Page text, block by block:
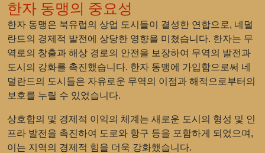
한자 동맹의 중요성
한자 동맹은 북유럽의 상업 도시들이 결성한 연합으로, 네덜
란드의 경제적 발전에 상당한 영향을 미쳤습니다. 한자는 무
역로의 창출과 해상 경로의 안전을 보장하여 무역의 발전과
도시의 강화를 촉진했습니다. 한자 동맹에 가입함으로써 네
덜란드의 도시들은 자유로운 무역의 이점과 해적으로부터의
보호를 누릴 수 있었습니다.
상호합의 및 경제적 이익의 체계는 새로운 도시의 형성 및 인
프라 발전을 촉진하여 도로와 항구 등을 포함하게 되었으며,
이는 지역의 경제적 힘을 더욱 강화했습니다.